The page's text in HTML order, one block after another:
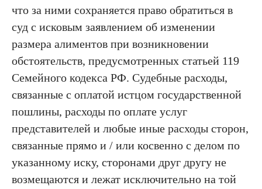
что за ними сохраняется право обратиться в
суд с исковым заявлением об изменении
размера алиментов при возникновении
обстоятельств, предусмотренных статьей 119
Семейного кодекса РФ. Судебные расходы,
связанные с оплатой истцом государственной
пошлины, расходы по оплате услуг
представителей и любые иные расходы сторон,
связанные прямо и / или косвенно с делом по
указанному иску, сторонами друг другу не
возмещаются и лежат исключительно на той